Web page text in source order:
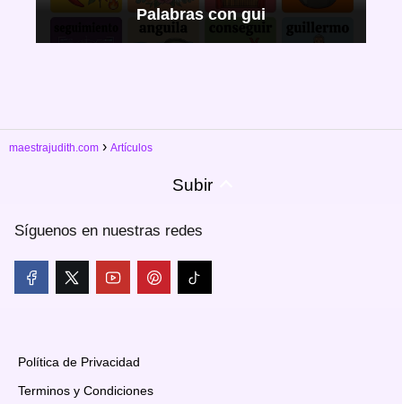
Palabras con gui
maestrajudith.com Artículos
Subir
Síguenos en nuestras redes
Política de Privacidad
Terminos y Condiciones